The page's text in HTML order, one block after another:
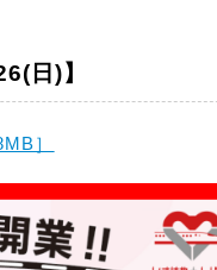
日)】
］